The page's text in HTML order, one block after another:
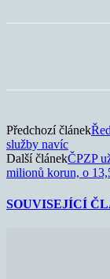
Předchozí článek
služby navíc
Další článekČPZP
milionů korun, o
SOUVISEJÍCÍ